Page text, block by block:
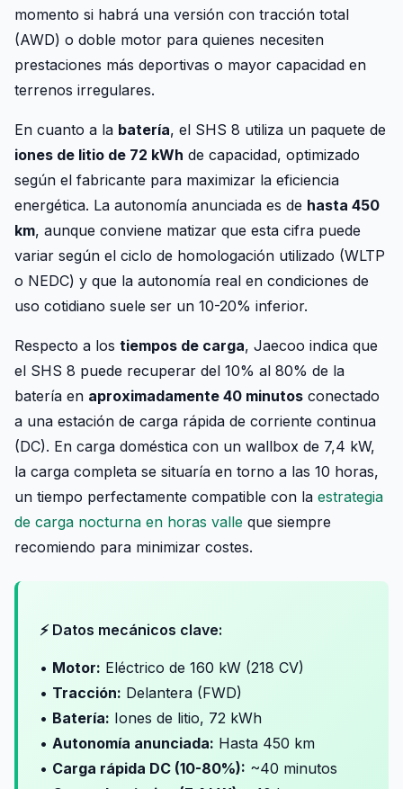
momento si habrá una versión con tracción total
(AWD) o doble motor para quienes necesiten
prestaciones más deportivas o mayor capacidad en
terrenos irregulares.
En cuanto a la batería, el SHS 8 utiliza un paquete de
iones de litio de 72 kWh de capacidad, optimizado
según el fabricante para maximizar la eficiencia
energética. La autonomía anunciada es de hasta 450
km, aunque conviene matizar que esta cifra puede
variar según el ciclo de homologación utilizado (WLTP
o NEDC) y que la autonomía real en condiciones de
uso cotidiano suele ser un 10-20% inferior.
Respecto a los tiempos de carga, Jaecoo indica que
el SHS 8 puede recuperar del 10% al 80% de la
batería en aproximadamente 40 minutos conectado
a una estación de carga rápida de corriente continua
(DC). En carga doméstica con un wallbox de 7,4 kW,
la carga completa se situaría en torno a las 10 horas,
un tiempo perfectamente compatible con la estrategia
de carga nocturna en horas valle que siempre
recomiendo para minimizar costes.
⚡ Datos mecánicos clave:
• Motor: Eléctrico de 160 kW (218 CV)
• Tracción: Delantera (FWD)
• Batería: Iones de litio, 72 kWh
• Autonomía anunciada: Hasta 450 km
• Carga rápida DC (10-80%): ~40 minutos